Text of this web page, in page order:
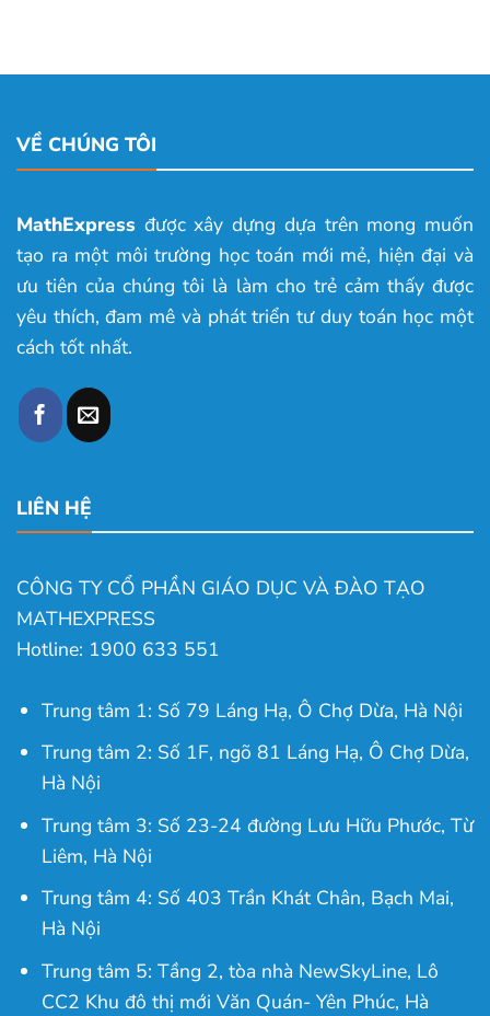
VỀ CHÚNG TÔI
MathExpress được xây dựng dựa trên mong muốn
tạo ra một môi trường học toán mới mẻ, hiện đại và
ưu tiên của chúng tôi là làm cho trẻ cảm thấy được
yêu thích, đam mê và phát triển tư duy toán học một
cách tốt nhất.
LIÊN HỆ
CÔNG TY CỔ PHẦN GIÁO DỤC VÀ ĐÀO TẠO
MATHEXPRESS
Hotline: 1900 633 551
Trung tâm 1: Số 79 Láng Hạ, Ô Chợ Dừa, Hà Nội
Trung tâm 2: Số 1F, ngõ 81 Láng Hạ, Ô Chợ Dừa,
Hà Nội
Trung tâm 3: Số 23-24 đường Lưu Hữu Phước, Từ
Liêm, Hà Nội
Trung tâm 4: Số 403 Trần Khát Chân, Bạch Mai,
Hà Nội
Trung tâm 5: Tầng 2, tòa nhà NewSkyLine, Lô
CC2 Khu đô thị mới Văn Quán- Yên Phúc, Hà